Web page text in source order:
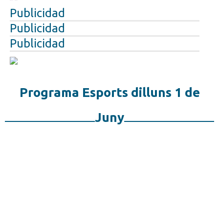
Publicidad
Publicidad
Publicidad
Programa Esports dilluns 1 de
Juny